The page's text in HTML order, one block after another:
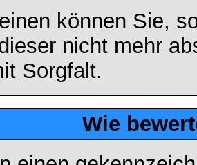
können Sie,
nicht mehr
Sorgfalt.
Wie